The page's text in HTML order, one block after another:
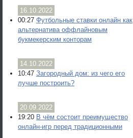
16.10.2022
00:27 Футбольные ставки онлайн как
альтернатива оффлайновым
букмекерским конторам
14.10.2022
10:47 Загородный дом: из чего его
лучше построить?
20.09.2022
19:20 В чём состоит преимущество
онлайн-игр перед традиционными